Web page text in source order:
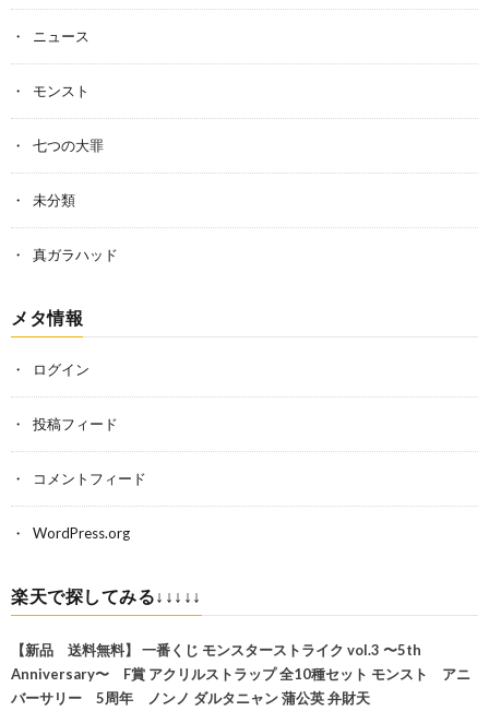
ニュース
モンスト
七つの大罪
未分類
真ガラハッド
メタ情報
ログイン
投稿フィード
コメントフィード
WordPress.org
楽天で探してみる↓↓↓↓↓
【新品 送料無料】 一番くじ モンスターストライク vol.3 〜5th
Anniversary〜 F賞 アクリルストラップ 全10種セット モンスト アニ
バーサリー 5周年 ノンノ ダルタニャン 蒲公英 弁財天